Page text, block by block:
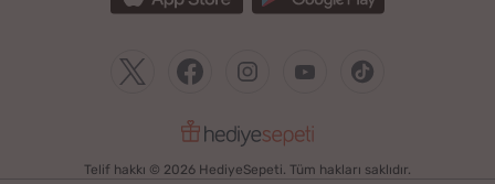
Telif hakkı © 2026 HediyeSepeti. Tüm hakları saklıdır.